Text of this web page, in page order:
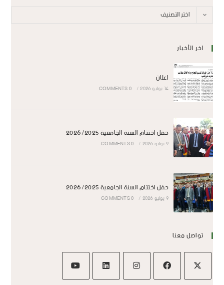
اختر التصنيف
اخر الأخبار
اعلان
14 يوليو 2026 /
0 COMMENTS
حفل اختتام السنة الجامعية 2026/2025
9 يوليو 2026 /
0 COMMENTS
حفل اختتام السنة الجامعية 2026/2025
9 يوليو 2026 /
0 COMMENTS
تواصل معنا